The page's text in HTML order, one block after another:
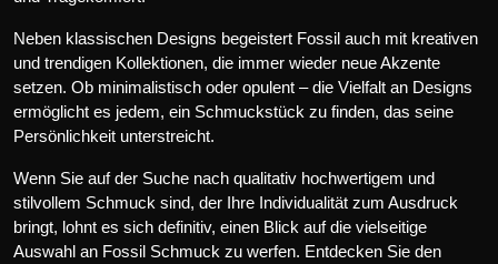
Neben klassischen Designs begeistert Fossil auch mit kreativen
und trendigen Kollektionen, die immer wieder neue Akzente
setzen. Ob minimalistisch oder opulent – die Vielfalt an Designs
ermöglicht es jedem, ein Schmuckstück zu finden, das seine
Persönlichkeit unterstreicht.
Wenn Sie auf der Suche nach qualitativ hochwertigem und
stilvollem Schmuck sind, der Ihre Individualität zum Ausdruck
bringt, lohnt es sich definitiv, einen Blick auf die vielseitige
Auswahl an Fossil Schmuck zu werfen. Entdecken Sie den